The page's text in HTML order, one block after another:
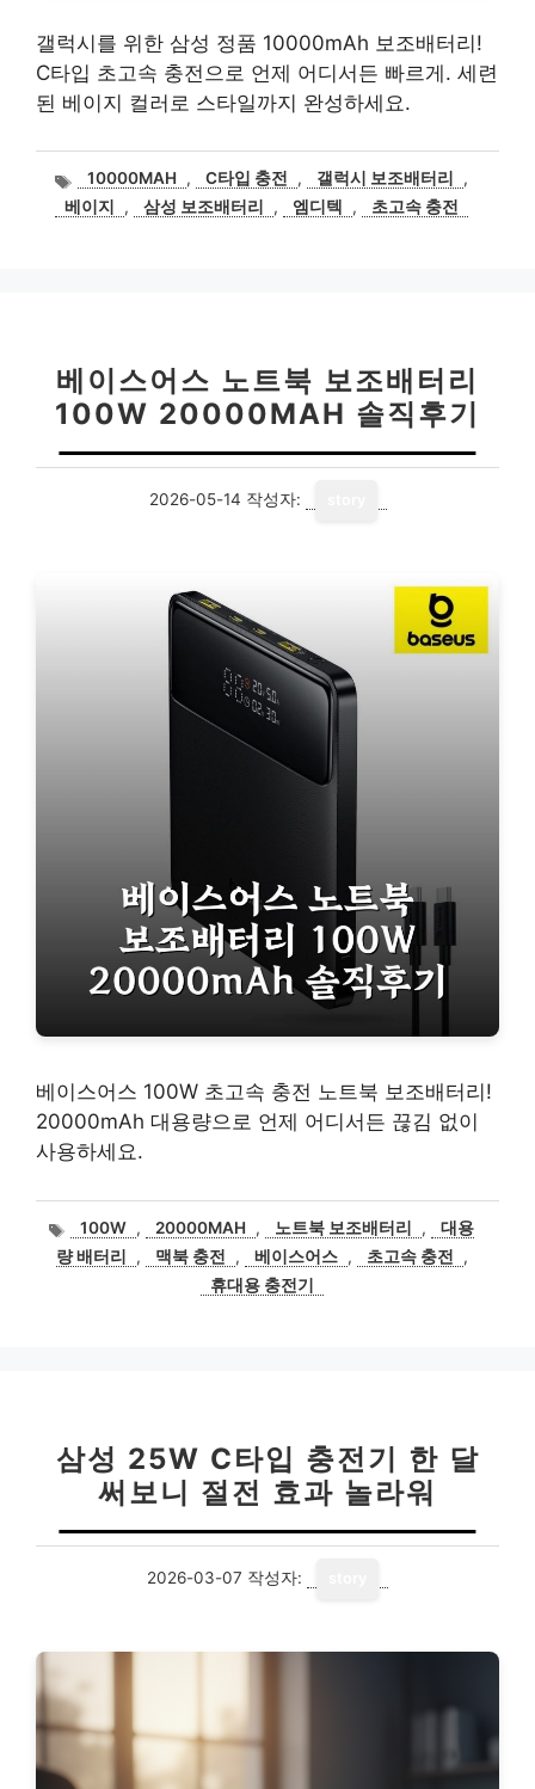
갤럭시를 위한 삼성 정품 10000mAh 보조배터리!
C타입 초고속 충전으로 언제 어디서든 빠르게. 세련
된 베이지 컬러로 스타일까지 완성하세요.
태
그
10000MAH , C타입 충전 , 갤럭시 보조배터리
,
베이지
, 삼성 보조배터리 , 엠디텍 , 초고속 충전
베이스어스 노트북 보조배터리
100W 20000MAH 솔직후기
2026-05-14 작성자:
베이스어스 100W 초고속 충전 노트북 보조배터리!
20000mAh 대용량으로 언제 어디서든 끊김 없이
사용하세요.
태
그
100W , 20000MAH , 노트북 보조배터리 ,
대용
량 배터리
, 맥북 충전 , 베이스어스 , 초고속 충전
,
휴대용 충전기
삼성 25W C타입 충전기 한 달
써보니 절전 효과 놀라워
2026-03-07 작성자: